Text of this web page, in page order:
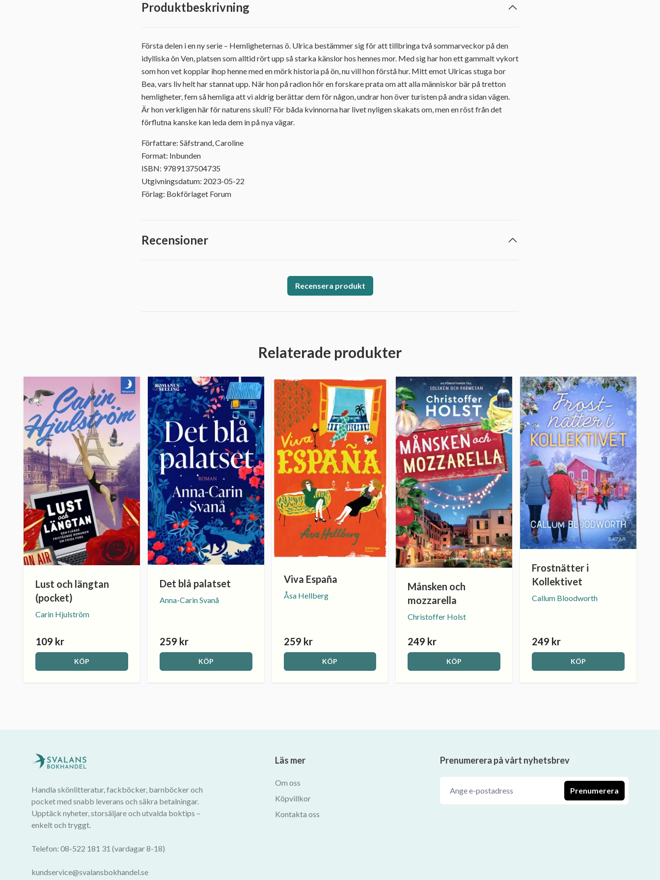
Produktbeskrivning
Första delen i en ny serie – Hemligheternas ö. Ulrica bestämmer sig för att tillbringa två sommarveckor på den
idylliska ön Ven, platsen som alltid rört upp så starka känslor hos hennes mor. Med sig har hon ett gammalt vykort
som hon vet kopplar ihop henne med en mörk historia på ön, nu vill hon förstå hur. Mitt emot Ulricas stuga bor
Bea, vars liv helt har stannat upp. När hon på radion hör en forskare prata om att alla människor bär på tretton
hemligheter, fem så hemliga att vi aldrig berättar dem för någon, undrar hon över turisten på andra sidan vägen.
Är hon verkligen här för naturens skull? För båda kvinnorna har livet nyligen skakats om, men en röst från det
förflutna kanske kan leda dem in på nya vägar.
Författare: Säfstrand, Caroline
Format: Inbunden
ISBN: 9789137504735
Utgivningsdatum: 2023-05-22
Förlag: Bokförlaget Forum
Recensioner
Recensera produkt
Relaterade produkter
Lust och längtan
(pocket)
Carin Hjulström
109 kr
KÖP
Det blå palatset
Anna-Carin Svanå
259 kr
KÖP
Viva España
Åsa Hellberg
259 kr
KÖP
Månsken och
mozzarella
Christoffer Holst
249 kr
KÖP
Frostnätter i
Kollektivet
Callum Bloodworth
249 kr
KÖP
Handla skönlitteratur, fackböcker, barnböcker och
pocket med snabb leverans och säkra betalningar.
Upptäck nyheter, storsäljare och utvalda boktips –
enkelt och tryggt.
Telefon: 08-522 181 31 (vardagar 8-18)
kundservice@svalansbokhandel.se
Läs mer
Om oss
Köpvillkor
Kontakta oss
Prenumerera på vårt nyhetsbrev
Prenumerera